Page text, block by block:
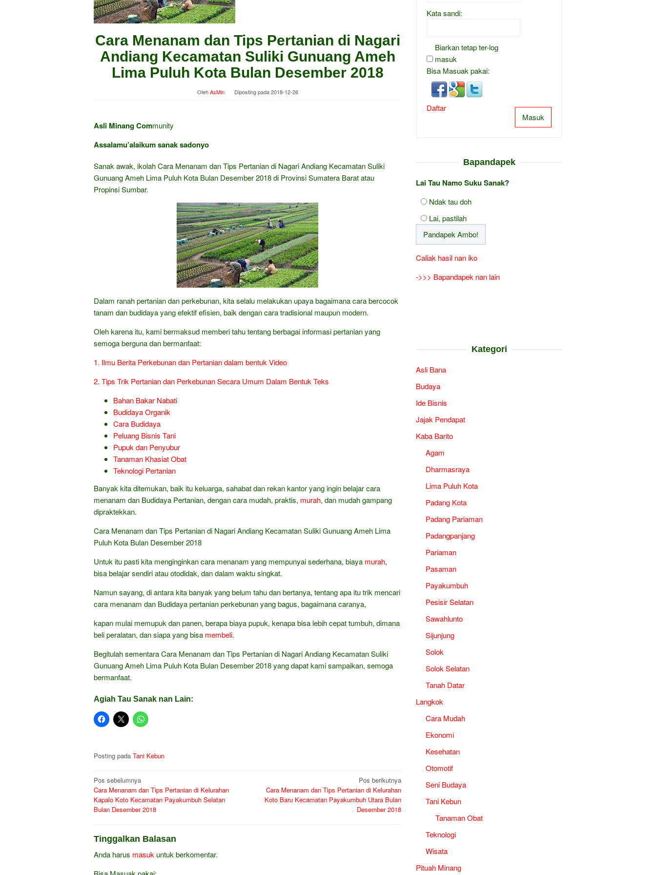
Cara Menanam dan Tips Pertanian di Nagari
Andiang Kecamatan Suliki Gunuang Ameh
Lima Puluh Kota Bulan Desember 2018
OlehAsMin Diposting pada2018-12-26
Asli Minang Community
Assalamu’alaikum sanak sadonyo
Sanak awak, ikolah Cara Menanam dan Tips Pertanian di Nagari Andiang Kecamatan Suliki
Gunuang Ameh Lima Puluh Kota Bulan Desember 2018 di Provinsi Sumatera Barat atau
Propinsi Sumbar.
Dalam ranah pertanian dan perkebunan, kita selalu melakukan upaya bagaimana cara bercocok
tanam dan budidaya yang efektif efisien, baik dengan cara tradisional maupun modern.
Oleh karena itu, kami bermaksud memberi tahu tentang berbagai informasi pertanian yang
semoga berguna dan bermanfaat:
1. Ilmu Berita Perkebunan dan Pertanian dalam bentuk Video
2. Tips Trik Pertanian dan Perkebunan Secara Umum Dalam Bentuk Teks
Bahan Bakar Nabati
Budidaya Organik
Cara Budidaya
Peluang Bisnis Tani
Pupuk dan Penyubur
Tanaman Khasiat Obat
Teknologi Pertanian
Banyak kita ditemukan, baik itu keluarga, sahabat dan rekan kantor yang ingin belajar cara
menanam dan Budidaya Pertanian, dengan cara mudah, praktis, murah, dan mudah gampang
dipraktekkan.
Cara Menanam dan Tips Pertanian di Nagari Andiang Kecamatan Suliki Gunuang Ameh Lima
Puluh Kota Bulan Desember 2018
Untuk itu pasti kita menginginkan cara menanam yang mempunyai sederhana, biaya murah,
bisa belajar sendiri atau otodidak, dan dalam waktu singkat.
Namun sayang, di antara kita banyak yang belum tahu dan bertanya, tentang apa itu trik mencari
cara menanam dan Budidaya pertanian perkebunan yang bagus, bagaimana caranya,
kapan mulai memupuk dan panen, berapa biaya pupuk, kenapa bisa lebih cepat tumbuh, dimana
beli peralatan, dan siapa yang bisa membeli.
Begitulah sementara Cara Menanam dan Tips Pertanian di Nagari Andiang Kecamatan Suliki
Gunuang Ameh Lima Puluh Kota Bulan Desember 2018 yang dapat kami sampaikan, semoga
bermanfaat.
Agiah Tau Sanak nan Lain:
Posting pada Tani Kebun
Navigasi
pos
Pos sebelumnya
Cara Menanam dan Tips Pertanian di Kelurahan
Kapalo Koto Kecamatan Payakumbuh Selatan
Bulan Desember 2018
Pos berikutnya
Cara Menanam dan Tips Pertanian di Kelurahan
Koto Baru Kecamatan Payakumbuh Utara Bulan
Desember 2018
Tinggalkan Balasan
Anda harus masuk untuk berkomentar.
Kata sandi:
Biarkan tetap ter-log
masuk
Bisa Masuak pakai:
Masuk
Daftar
Bapandapek
Lai Tau Namo Suku Sanak?
Ndak tau doh
Lai, pastilah
Caliak hasil nan iko
->>> Bapandapek nan lain
Kategori
Asli Bana
Budaya
Ide Bisnis
Jajak Pendapat
Kaba Barito
Agam
Dharmasraya
Lima Puluh Kota
Padang Kota
Padang Pariaman
Padangpanjang
Pariaman
Pasaman
Payakumbuh
Pesisir Selatan
Sawahlunto
Sijunjung
Solok
Solok Selatan
Tanah Datar
Langkok
Cara Mudah
Ekonomi
Kesehatan
Otomotif
Seni Budaya
Tani Kebun
Tanaman Obat
Teknologi
Wisata
Pituah Minang